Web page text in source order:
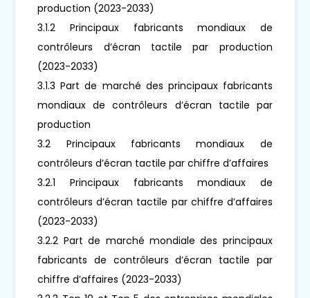
production (2023-2033)
3.1.2 Principaux fabricants mondiaux de
contrôleurs d’écran tactile par production
(2023-2033)
3.1.3 Part de marché des principaux fabricants
mondiaux de contrôleurs d’écran tactile par
production
3.2 Principaux fabricants mondiaux de
contrôleurs d’écran tactile par chiffre d’affaires
3.2.1 Principaux fabricants mondiaux de
contrôleurs d’écran tactile par chiffre d’affaires
(2023-2033)
3.2.2 Part de marché mondiale des principaux
fabricants de contrôleurs d’écran tactile par
chiffre d’affaires (2023-2033)